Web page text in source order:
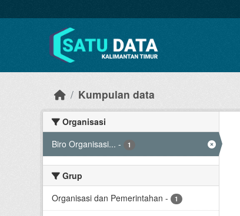
Kumpulan data
Organisasi
Biro Organisasi... - 1
Grup
Organisasi dan Pemerintahan - 1